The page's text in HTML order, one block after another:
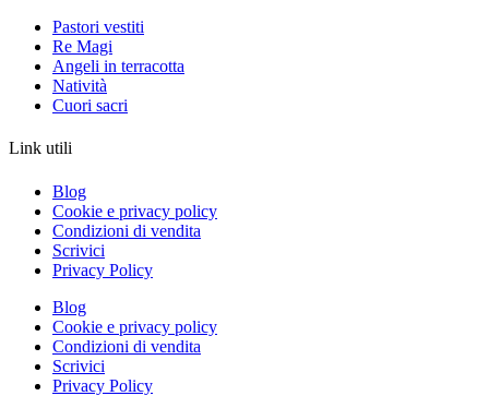
Pastori vestiti
Re Magi
Angeli in terracotta
Natività
Cuori sacri
Link utili
Blog
Cookie e privacy policy
Condizioni di vendita
Scrivici
Privacy Policy
Blog
Cookie e privacy policy
Condizioni di vendita
Scrivici
Privacy Policy